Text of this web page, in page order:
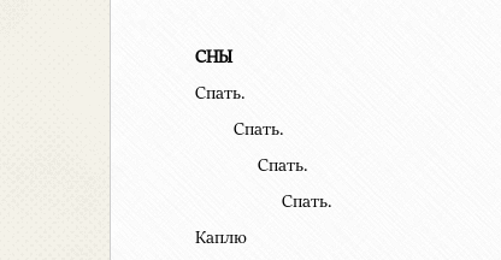
СНЫ
Спать.
Спать.
Спать.
Спать.
Каплю